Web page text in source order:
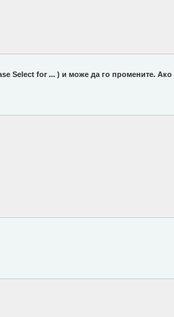
Select for ... ) и може да го промените.